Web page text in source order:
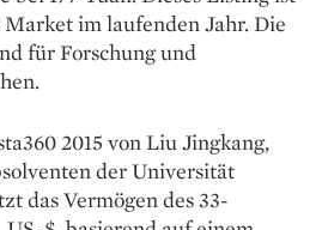
Market im laufenden Jahr. Die
für Forschung und
2015 von Liu Jingkang,
der Universität
das Vermögen des 33-